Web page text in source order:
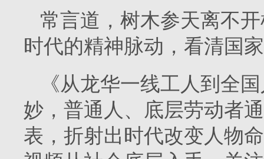
常言道，树木参天离不
时代的精神脉动，看清国
《从龙华一线工人到全
妙，普通人、底层劳动者
表，折射出时代改变人物